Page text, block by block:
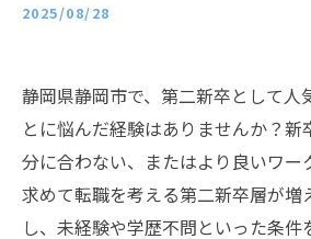
2025/08/28
静岡県静岡市で、第二新卒として人
とに悩んだ経験はありませんか？新
分に合わない、またはより良いワー
求めて転職を考える第二新卒層が増
し、未経験や学歴不問といった条件